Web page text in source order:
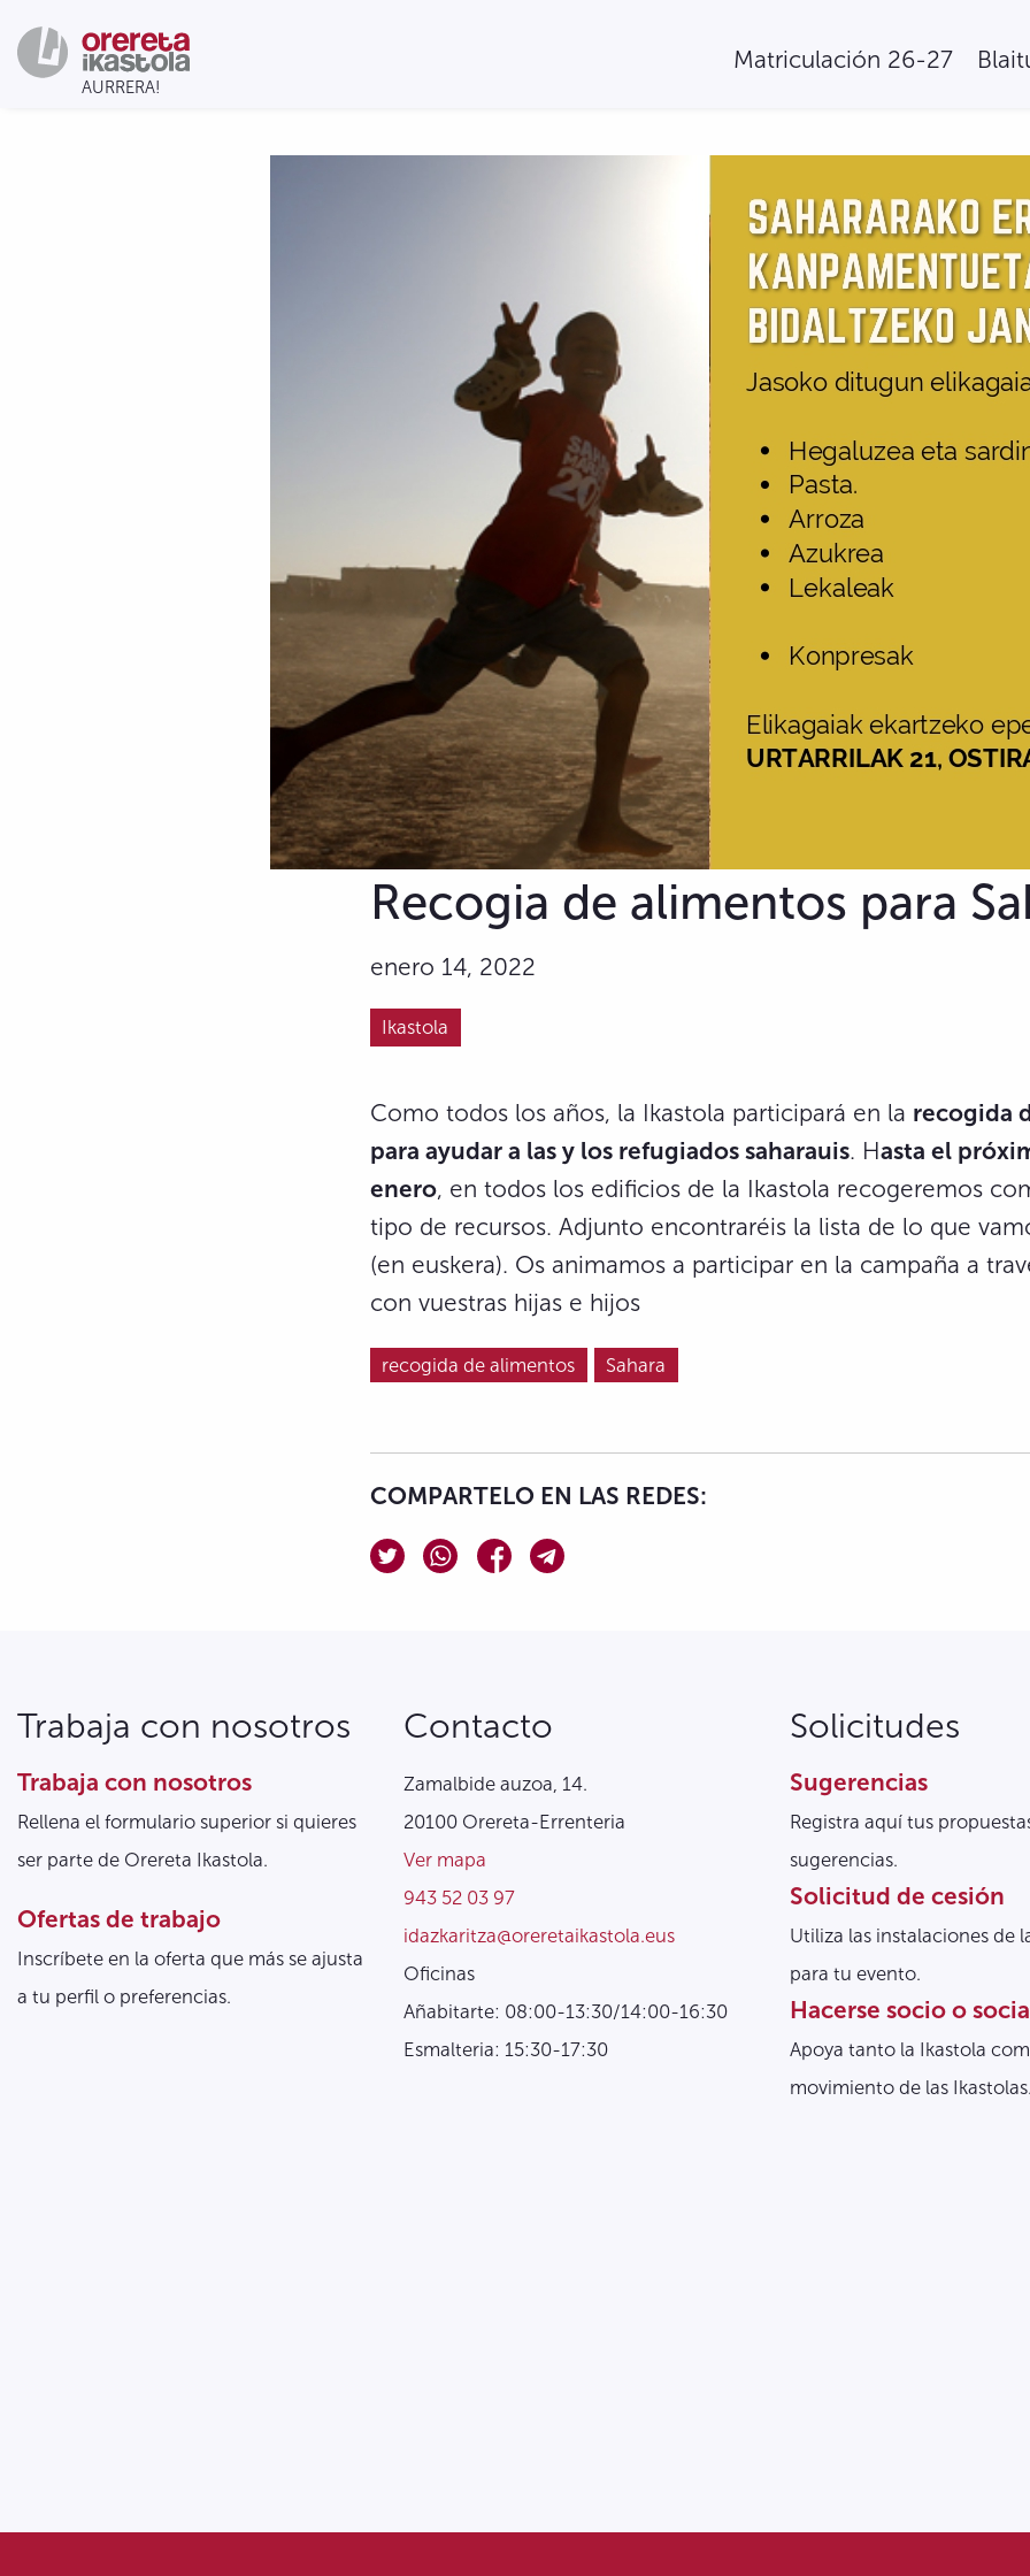
Matriculación 26-27
Recogia de alimentos para
enero 14, 2022
Ikastola
Como todos los años, la Ikastola participará en la recogida
para ayudar a las y los refugiados saharauis. Hasta el
enero, en todos los edificios de la Ikastola recogeremos
tipo de recursos. Adjunto encontraréis la lista de lo que
(en euskera). Os animamos a participar en la campaña a
con vuestras hijas e hijos
recogida de alimentos Sahara
COMPARTELO EN LAS REDES:
Trabaja con nosotros
Trabaja con nosotros
Rellena el formulario superior si quieres
ser parte de Orereta Ikastola.
Ofertas de trabajo
Inscríbete en la oferta que más se ajusta
a tu perfil o preferencias.
Contacto
Zamalbide auzoa, 14.
20100 Orereta-Errenteria
Ver mapa
943 52 03 97
idazkaritza@oreretaikastola.eus
Oficinas
Añabitarte: 08:00-13:30/14:00-16:30
Esmalteria: 15:30-17:30
Solicitudes
Sugerencias
Registra aquí tus
sugerencias.
Solicitud de cesión
Utiliza las instalaciones de
para tu evento.
Hacerse socio o socia
Apoya tanto la Ikastola
movimiento de las